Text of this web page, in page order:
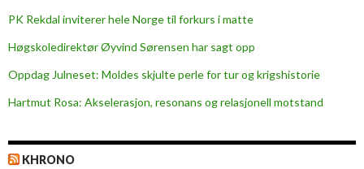
r
a
e
PK Rekdal inviterer hele Norge til forkurs i matte
Høgskoledirektør Øyvind Sørensen har sagt opp
Oppdag Julneset: Moldes skjulte perle for tur og krigshistorie
Hartmut Rosa: Akselerasjon, resonans og relasjonell motstand
KHRONO